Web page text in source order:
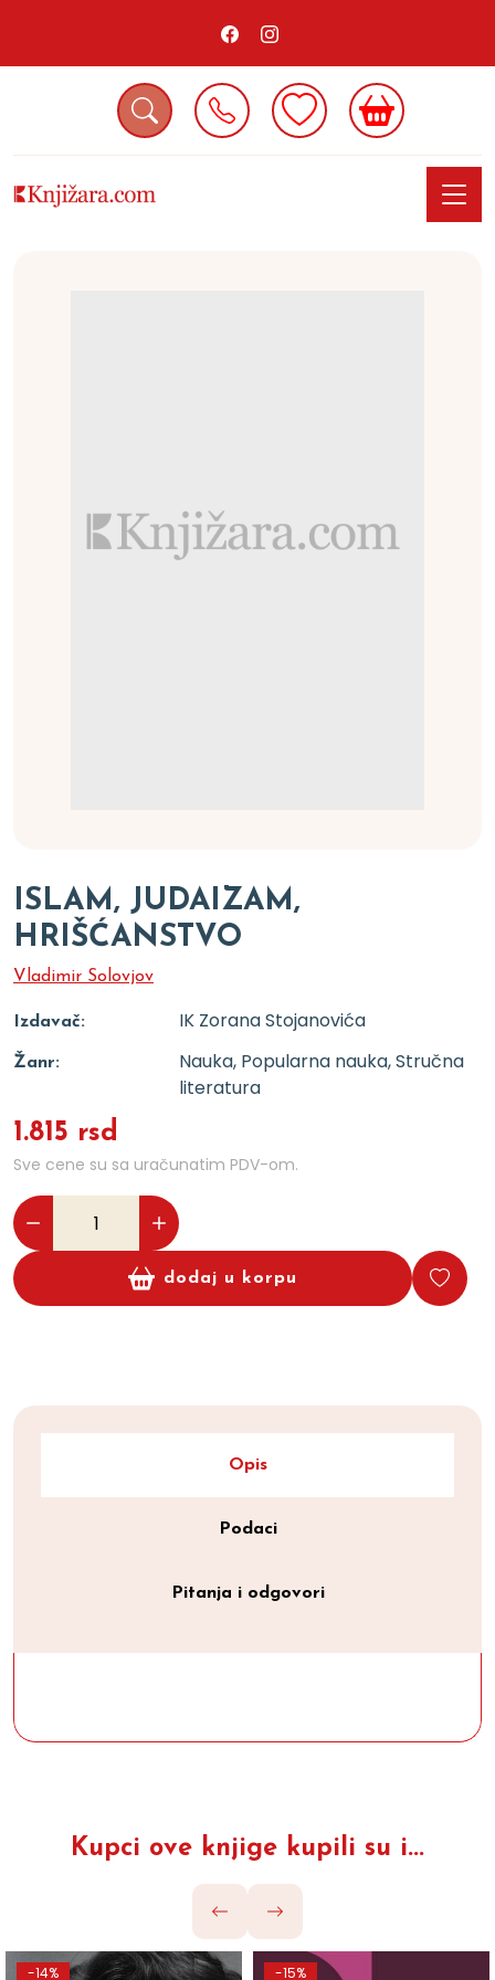
ISLAM, JUDAIZAM,
HRIŠĆANSTVO
Vladimir Solovjov
Izdavač: IK Zorana Stojanovića
Žanr:
Nauka, Popularna nauka, Stručna
literatura
1.815 rsd
Sve cene su sa uračunatim PDV-om.
dodaj u korpu
Opis
Podaci
Pitanja i odgovori
Kupci ove knjige kupili su i...
-14% -15%